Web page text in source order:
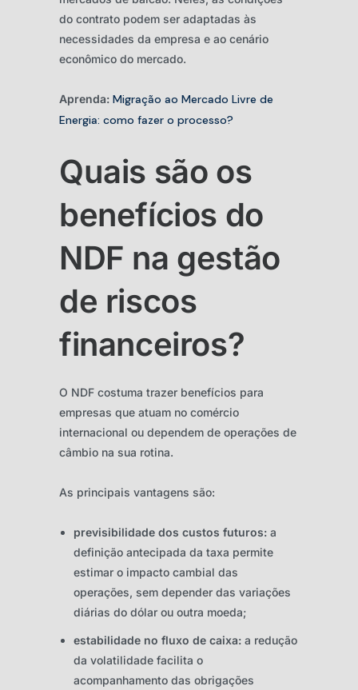
do contrato podem ser adaptadas às
necessidades da empresa e ao cenário
econômico do mercado.
Aprenda: Migração ao Mercado Livre de
Energia: como fazer o processo?
Quais são os
benefícios do
NDF na gestão
de riscos
financeiros?
O NDF costuma trazer benefícios para
empresas que atuam no comércio
internacional ou dependem de operações de
câmbio na sua rotina.
As principais vantagens são:
previsibilidade dos custos futuros:a
definição antecipada da taxa permite
estimar o impacto cambial das
operações, sem depender das variações
diárias do dólar ou outra moeda;
estabilidade no fluxo de caixa:a redução
da volatilidade facilita o
acompanhamento das obrigações